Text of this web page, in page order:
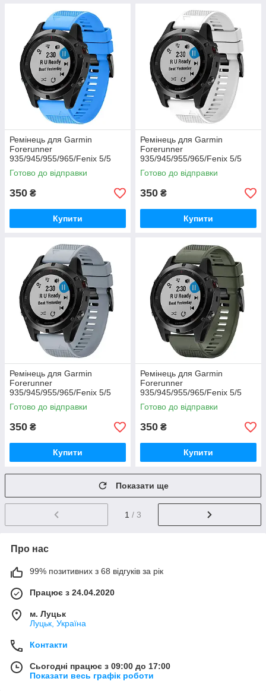
Ремінець для Garmin
Forerunner
935/945/955/965/Fenix 5/5
Plus/6/7/8-47 мм. QuickFit
(блакитний)
Готово до відправки
350 ₴
Купити
Ремінець для Garmin
Forerunner
935/945/955/965/Fenix 5/5
Plus/6/7/8-47 мм. QuickFit
(білий)
Готово до відправки
350 ₴
Купити
Ремінець для Garmin
Forerunner
935/945/955/965/Fenix 5/5
Plus/6/7/8-47 мм. QuickFit
(сірий)
Готово до відправки
350 ₴
Купити
Ремінець для Garmin
Forerunner
935/945/955/965/Fenix 5/5
Plus/6/7/8-47 мм. QuickFit
(хакі)
Готово до відправки
350 ₴
Купити
Показати ще
1 / 3
Про нас
99% позитивних з 68 відгуків за рік
Працює з 24.04.2020
м. Луцьк
Луцьк, Україна
Контакти
Сьогодні працює з 09:00 до 17:00
Показати весь графік роботи